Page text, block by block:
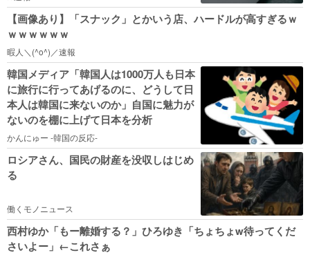
【画像あり】「スナック」とかいう店、ハードルが高すぎるｗ
ｗｗｗｗｗｗ
暇人＼(^o^)／速報
韓国メディア「韓国人は1000万人も日本
に旅行に行ってあげるのに、どうして日
本人は韓国に来ないのか」自国に魅力が
ないのを棚に上げて日本を分析
かんにゅー -韓国の反応-
ロシアさん、国民の財産を没収しはじめ
る
働くモノニュース
西村ゆか「もー離婚する？」ひろゆき「ちょちょw待ってくだ
さいよー」←これさぁ